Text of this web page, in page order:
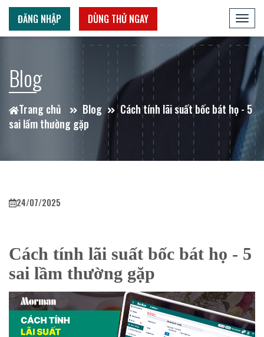
ĐĂNG NHẬP DÙNG THỬ NGAY
Blog
Trang chủ Blog
Cách tính lãi suất bốc bát họ - 5
sai lầm thường gặp
24/07/2025
Cách tính lãi suất bốc bát họ - 5
sai lầm thường gặp